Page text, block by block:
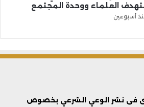
العلماء ووحدة المجتمع
أسبوعين
فى نشر الوعي الشرعي بخصوص